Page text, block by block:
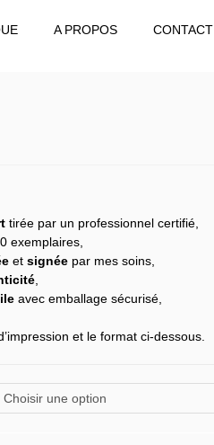
A PROPOS CONTACT
tirée par un professionnel certifié,
exemplaires,
et signée par mes soins,
avec emballage sécurisé,
et le format ci-dessous.
Choisir une option